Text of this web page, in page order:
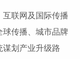
联网及国际传播
球传播、城市品牌
谋划产业升级路